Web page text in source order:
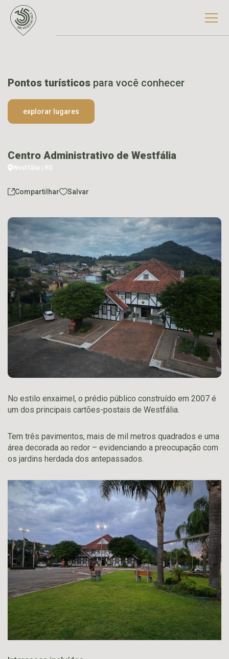
Pontos turísticos para você conhecer
explorar lugares
Centro Administrativo de Westfália
Westfália | RS
Compartilhar Salvar
No estilo enxaimel, o prédio público construído em 2007 é
um dos principais cartões-postais de Westfália.
Tem três pavimentos, mais de mil metros quadrados e uma
área decorada ao redor – evidenciando a preocupação com
os jardins herdada dos antepassados.